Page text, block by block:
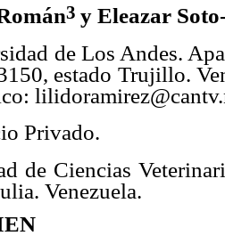
3 y Eleazar
de Los Andes.
estado Trujillo.
Privado.
de Ciencias
Venezuela.